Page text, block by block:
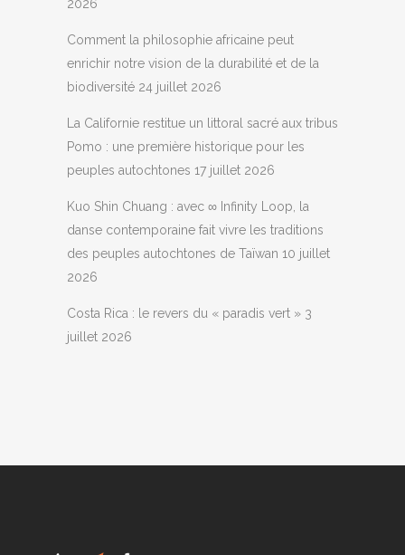
2026
Comment la philosophie africaine peut
enrichir notre vision de la durabilité et de la
biodiversité 24 juillet 2026
La Californie restitue un littoral sacré aux tribus
Pomo : une première historique pour les
peuples autochtones 17 juillet 2026
Kuo Shin Chuang : avec ∞ Infinity Loop, la
danse contemporaine fait vivre les traditions
des peuples autochtones de Taïwan 10 juillet
2026
Costa Rica : le revers du « paradis vert » 3
juillet 2026